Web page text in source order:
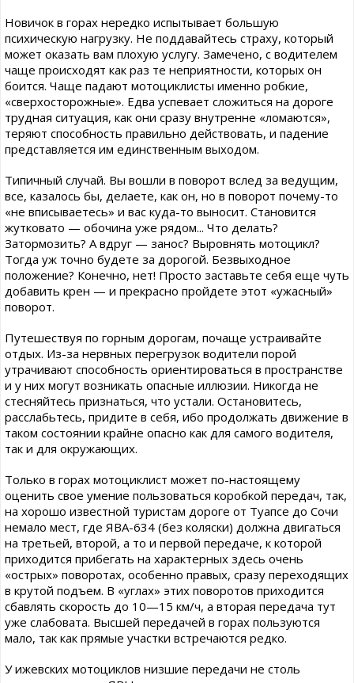
Новичок в горах нередко испытывает большую
психическую нагрузку. Не поддавайтесь страху, который
может оказать вам плохую услугу. Замечено, с водителем
чаще происходят как раз те неприятности, которых он
боится. Чаще падают мотоциклисты именно робкие,
«сверхосторожные». Едва успевает сложиться на дороге
трудная ситуация, как они сразу внутренне «ломаются»,
теряют способность правильно действовать, и падение
представляется им единственным выходом.
Типичный случай. Вы вошли в поворот вслед за ведущим,
все, казалось бы, делаете, как он, но в поворот почему-то
«не вписываетесь» и вас куда-то выносит. Становится
жутковато — обочина уже рядом... Что делать?
Затормозить? А вдруг — занос? Выровнять мотоцикл?
Тогда уж точно будете за дорогой. Безвыходное
положение? Конечно, нет! Просто заставьте себя еще чуть
добавить крен — и прекрасно пройдете этот «ужасный»
поворот.
Путешествуя по горным дорогам, почаще устраивайте
отдых. Из-за нервных перегрузок водители порой
утрачивают способность ориентироваться в пространстве
и у них могут возникать опасные иллюзии. Никогда не
стесняйтесь признаться, что устали. Остановитесь,
расслабьтесь, придите в себя, ибо продолжать движение в
таком состоянии крайне опасно как для самого водителя,
так и для окружающих.
Только в горах мотоциклист может по-настоящему
оценить свое умение пользоваться коробкой передач, так,
на хорошо известной туристам дороге от Туапсе до Сочи
немало мест, где ЯВА-634 (без коляски) должна двигаться
на третьей, второй, а то и первой передаче, к которой
приходится прибегать на характерных здесь очень
«острых» поворотах, особенно правых, сразу переходящих
в крутой подъем. В «углах» этих поворотов приходится
сбавлять скорость до 10—15 км/ч, а вторая передача тут
уже слабовата. Высшей передачей в горах пользуются
мало, так как прямые участки встречаются редко.
У ижевских мотоциклов низшие передачи не столь